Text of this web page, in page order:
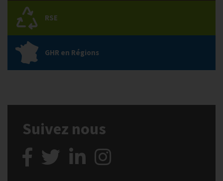
RSE
GHR en Régions
Suivez nous